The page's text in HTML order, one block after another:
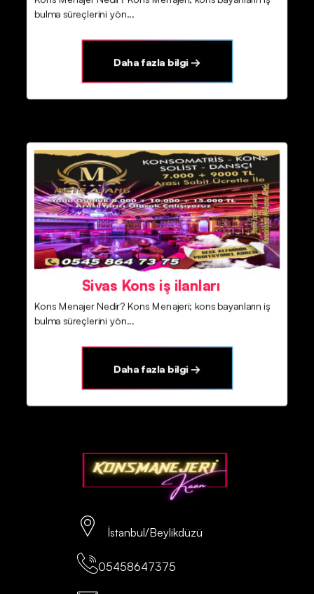
bulma süreçlerini yön...
Daha fazla bilgi →
Sivas Kons iş ilanları
Kons Menajer Nedir? Kons Menajeri; kons bayanların iş
bulma süreçlerini yön...
Daha fazla bilgi →
İstanbul/Beylikdüzü
05458647375